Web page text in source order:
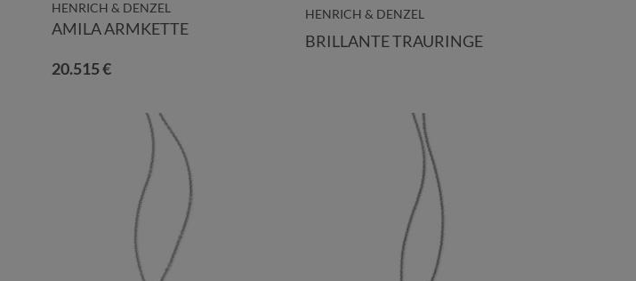
HENRICH & DENZEL
AMILA ARMKETTE
20.515 €
HENRICH & DENZEL
BRILLANTE TRAURINGE